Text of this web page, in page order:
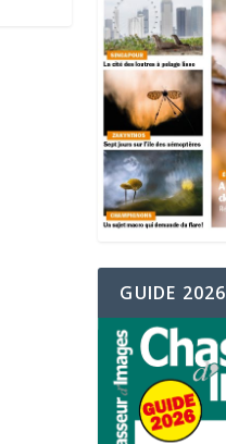
GUIDE 2026